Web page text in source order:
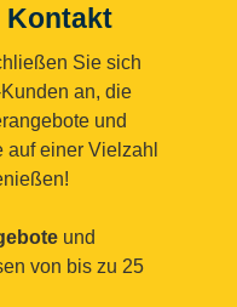
Kontakt
Sie sich
an, die
und
einer Vielzahl
und
von bis zu 25